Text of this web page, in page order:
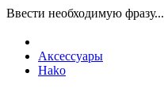
Ввести необходимую фразу...
Аксессуары
Hako